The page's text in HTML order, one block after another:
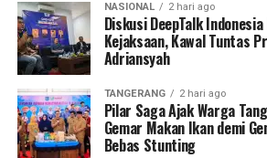
NASIONAL 2 hari ago
Diskusi DeepTalk
Kejaksaan, Kawal Tuntas
Adriansyah
TANGERANG 2 hari ago
Pilar Saga Ajak Warga
Gemar Makan Ikan demi
Bebas Stunting